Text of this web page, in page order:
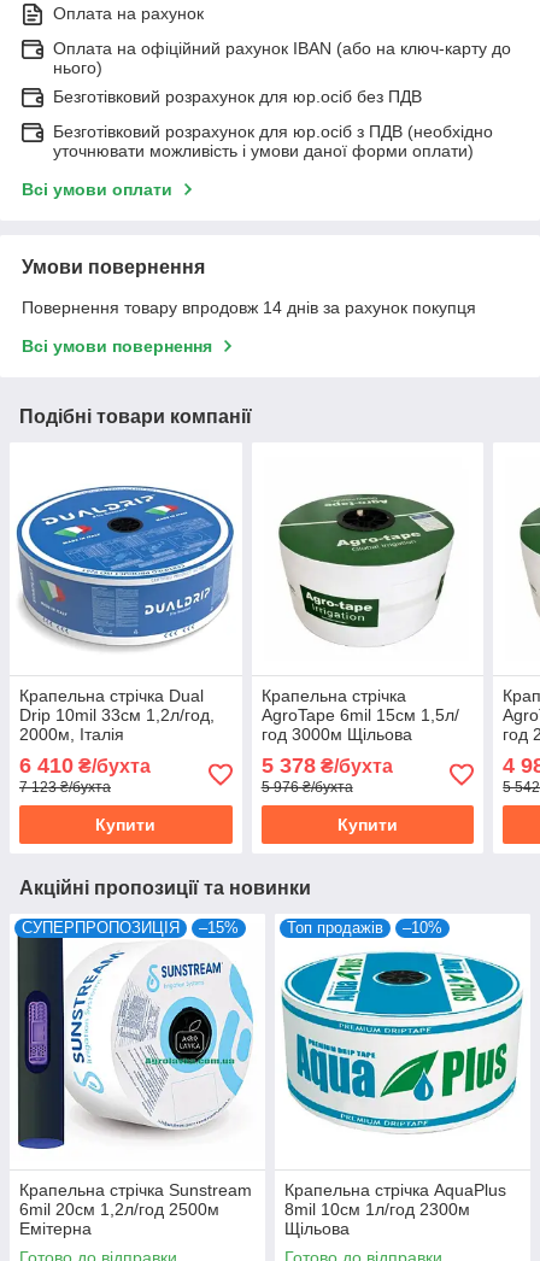
Оплата на рахунок
Оплата на офіційний рахунок IBAN (або на ключ-карту до
нього)
Безготівковий розрахунок для юр.осіб без ПДВ
Безготівковий розрахунок для юр.осіб з ПДВ (необхідно
уточнювати можливість і умови даної форми оплати)
Всі умови оплати
Умови повернення
Повернення товару впродовж 14 днів за рахунок покупця
Всі умови повернення
Подібні товари компанії
Крапельна стрічка Dual
Drip 10mil 33см 1,2л/год,
2000м, Італія
6 410 ₴/бухта
7 123 ₴/бухта
Купити
Крапельна стрічка
AgroTape 6mil 15см 1,5л/
год 3000м Щільова
5 378₴/бухта
5 976 ₴/бухта
Купити
год
4
5
Акційні пропозиції та новинки
СУПЕРПРОПОЗИЦІЯ –15%
Крапельна стрічка Sunstream
6mil 20см 1,2л/год 2500м
Емітерна
Топ продажів –10%
Крапельна стрічка AquaPlus
8mil 10см 1л/год 2300м
Щільова